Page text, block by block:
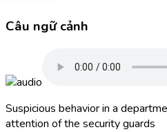
Câu ngữ cảnh
Suspicious behavior in a
attention of the security guards